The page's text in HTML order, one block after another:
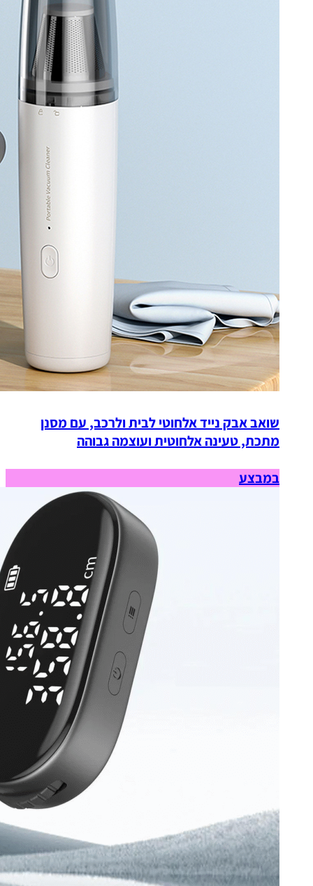
שואב אבק נייד אלחוטי לבית ולרכב, עם מסנן
מתכת, טעינה אלחוטית ועוצמה גבוהה
במבצע